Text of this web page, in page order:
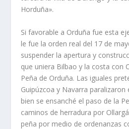
Horduña».
Si favorable a Orduña fue esta
le fue la orden real del 17 de
suspender la apertura y
que uniera Bilbao y la costa con
Peña de Orduña. Las iguales
Guipúzcoa y Navarra
bien se ensanché el paso de la
caminos de herradura por
peña por medio de ordenanzas